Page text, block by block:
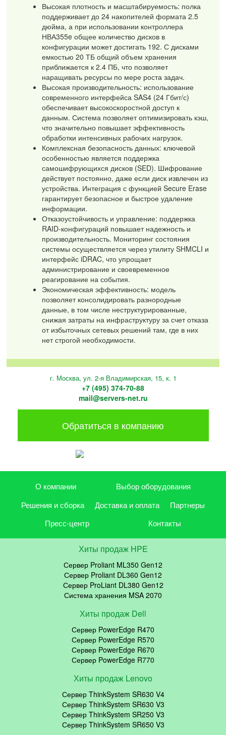
Высокая плотность и масштабируемость: полка
поддерживает до 24 накопителей формата 2.5
дюйма, а при использовании контроллера
НВА355e общее количество дисков в
конфигурации может достигать 192. С дисками
емкостью 20 ТБ общий объем хранения
приближается к 2.4 ПБ, что позволяет
наращивать ресурсы по мере роста задач.
Высокая производительность: использование
современного интерфейса SAS4 (24 Гбит/с)
обеспечивает высокоскоростной доступ к
данным. Система позволяет оптимизировать кэш,
что значительно повышает эффективность
обработки интенсивных рабочих нагрузок.
Комплексная безопасность данных: ключевой
особенностью является поддержка
самошифрующихся дисков (SED). Шифрование
действует постоянно, даже если диск извлечен из
устройства. Интеграция с функцией Secure Erase
гарантирует безопасное и быстрое удаление
информации.
Отказоустойчивость и управление: поддержка
RAID-конфигураций повышает надежность и
производительность. Мониторинг состояния
системы осуществляется через утилиту SHMCLI и
интерфейс iDRAC, что упрощает
администрирование и своевременное
реагирование на события.
Экономическая эффективность: модель
позволяет консолидировать разнородные
данные, в том числе неструктурированные,
снижая затраты на инфраструктуру за счет отказа
от избыточных сетевых решений там, где в них
нет строгой необходимости.
г. Москва, ул. 2-я Владимирская, 15, к. 1
+7 (495) 374-70-88
mail@servers-net.ru
Обратиться в компанию
О компании
Выбор оборудования
Решения и сборка
Доставка и оплата
Партнеры
Пресс-центр
Контакты
Хиты продаж HPE
Сервер Proliant ML350 Gen12
Сервер Proliant DL360 Gen12
Сервер ProLiant DL380 Gen12
Система хранения MSA 2070
Хиты продаж Dell
Сервер PowerEdge R470
Сервер PowerEdge R570
Сервер PowerEdge R670
Сервер PowerEdge R770
Хиты продаж Lenovo
Сервер ThinkSystem SR630 V4
Сервер ThinkSystem SR630 V3
Сервер ThinkSystem SR250 V3
Сервер ThinkSystem SR650 V3